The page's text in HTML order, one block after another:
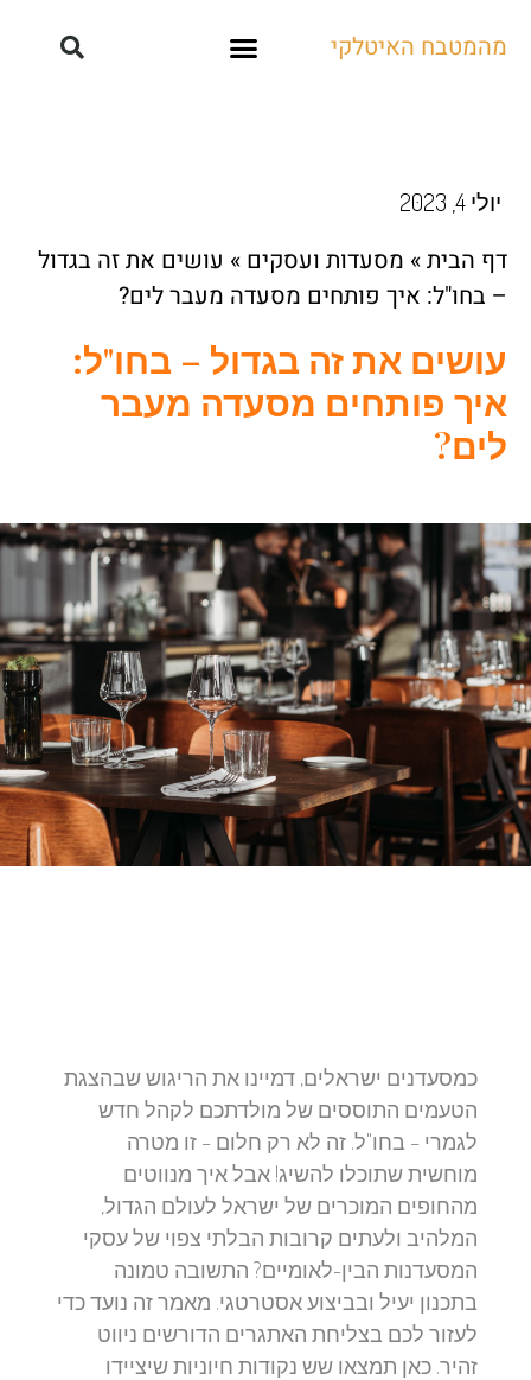
מהמטבח האיטלקי
יולי 4, 2023
דף הבית»מסעדות ועסקים» עושים את זה בגדול
– בחו"ל: איך פותחים מסעדה מעבר לים?
עושים את זה בגדול – בחו"ל:
איך פותחים מסעדה מעבר
לים?
כמסעדנים ישראלים, דמיינו את הריגוש שבהצגת
הטעמים התוססים של מולדתכם לקהל חדש
לגמרי – בחו"ל. זה לא רק חלום – זו מטרה
מוחשית שתוכלו להשיג! אבל איך מנווטים
מהחופים המוכרים של ישראל לעולם הגדול,
המלהיב ולעתים קרובות הבלתי צפוי של עסקי
המסעדנות הבין-לאומיים? התשובה טמונה
בתכנון יעיל ובביצוע אסטרטגי. מאמר זה נועד כדי
לעזור לכם בצליחת האתגרים הדורשים ניווט
זהיר. כאן תמצאו שש נקודות חיוניות שיציידו